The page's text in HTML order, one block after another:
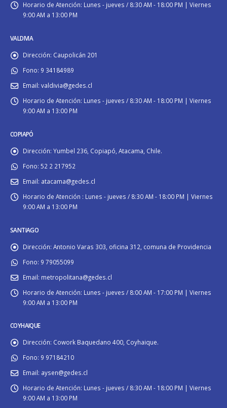
Horario de Atención: Lunes - jueves / 8:30 AM - 18:00 PM | Viernes
9:00 AM a 13:00 PM
VALDIVIA
Dirección: Caupolicán 201
Fono: 9 34184989
Email: valdivia@gedes.cl
Horario de Atención: Lunes - jueves / 8:30 AM - 18:00 PM | Viernes
9:00 AM a 13:00 PM
COPIAPÓ
Dirección: Yumbel 236, Copiapó, Atacama, Chile.
Fono: 52 2 217952
Email: atacama@gedes.cl
Horario de Atención : Lunes - jueves / 8:30 AM - 18:00 PM | Viernes
9:00 AM a 13:00 PM
SANTIAGO
Dirección: Antonio Varas 303, oficina 312, comuna de Providencia
Fono: 9 79055099
Email: metropolitana@gedes.cl
Horario de Atención: Lunes - jueves / 8:00 AM - 17:00 PM | Viernes
9:00 AM a 13:00 PM
COYHAIQUE
Dirección: Cowork Baquedano 400, Coyhaique.
Fono: 9 97184210
Email: aysen@gedes.cl
Horario de Atención: Lunes - jueves / 8:30 AM - 18:00 PM | Viernes
9:00 AM a 13:00 PM